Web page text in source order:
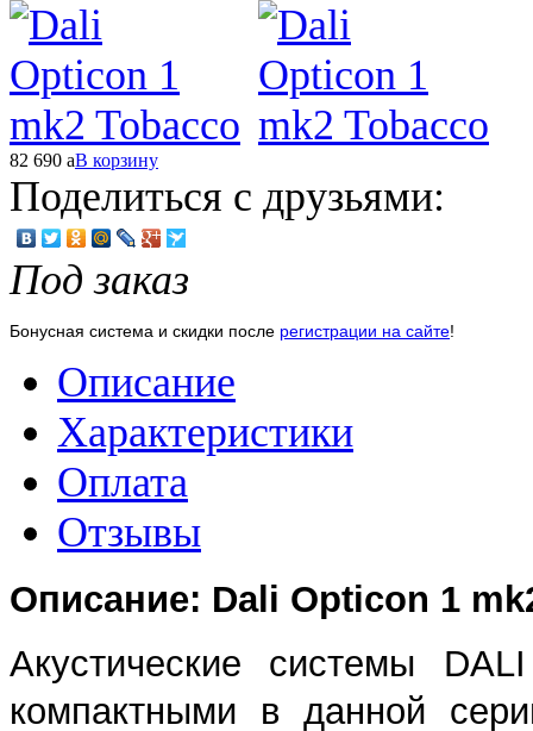
82 690 aВ корзину
Поделиться с друзьями:
Под заказ
Бонусная система и скидки после регистрации на сайте!
Описание
Характеристики
Оплата
Отзывы
Описание: Dali Opticon 1
Акустические системы
компактными в данной